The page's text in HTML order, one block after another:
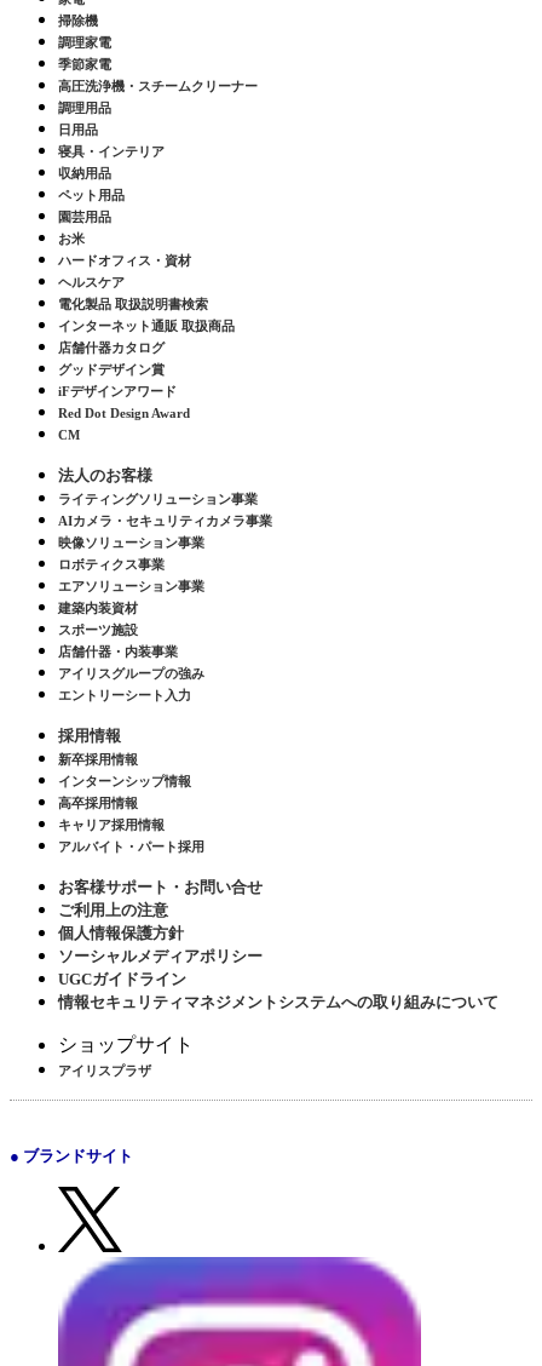
掃除機
調理家電
季節家電
高圧洗浄機・スチームクリーナー
調理用品
日用品
寝具・インテリア
収納用品
ペット用品
園芸用品
お米
ハードオフィス・資材
ヘルスケア
電化製品 取扱説明書検索
インターネット通販 取扱商品
店舗什器カタログ
グッドデザイン賞
iFデザインアワード
Red Dot Design Award
CM
法人のお客様
ライティングソリューション事業
AIカメラ・セキュリティカメラ事業
映像ソリューション事業
ロボティクス事業
エアソリューション事業
建築内装資材
スポーツ施設
店舗什器・内装事業
アイリスグループの強み
エントリーシート入力
採用情報
新卒採用情報
インターンシップ情報
高卒採用情報
キャリア採用情報
アルバイト・パート採用
お客様サポート・お問い合せ
ご利用上の注意
個人情報保護方針
ソーシャルメディアポリシー
UGCガイドライン
情報セキュリティマネジメントシステムへの取り組みについて
ショップサイト
アイリスプラザ
● ブランドサイト